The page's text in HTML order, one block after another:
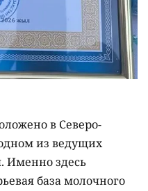
в Северо-
из ведущих
Именно здесь
база молочного